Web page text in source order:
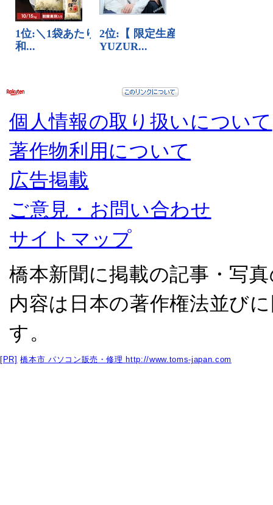
個人情報の取り扱いについて
著作物利用について
広告掲載
ご意見・お問い合わせ
サイトマップ
橋本新聞に掲載の記事・写
内容は日本の著作権法並び
す。
[PR] 橋本市 パソコン販売・修理 http://www.toms-japan.com